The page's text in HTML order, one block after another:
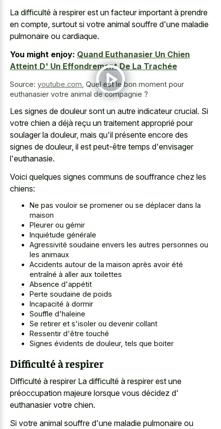
La difficulté à respirer est un facteur important à prendre
en compte, surtout si votre animal souffre d'une maladie
pulmonaire ou cardiaque.
You might enjoy: Quand Euthanasier Un Chien
Atteint D' Un Effondrement De La Trachée
Source: youtube.com Quel est le bon moment pour
euthanasier votre animal de compagnie ?
Les signes de douleur sont un autre indicateur crucial. Si
votre chien a déjà reçu un traitement approprié pour
soulager la douleur, mais qu'il présente encore des
signes de douleur, il est peut-être temps d'envisager
l'euthanasie.
Voici quelques signes communs de souffrance chez les
chiens:
Ne pas vouloir se promener ou se déplacer dans la
maison
Pleurer ou gémir
Inquiétude générale
Agressivité soudaine envers les autres personnes ou
les animaux
Accidents autour de la maison après avoir été
entraîné à aller aux toilettes
Absence d'appétit
Perte soudaine de poids
Incapacité à dormir
Souffle d'haleine
Se retirer et s'isoler ou devenir collant
Ressentir d'être touché
Signes évidents de douleur, tels que boiter
Difficulté à respirer
Difficulté à respirer La difficulté à respirer est une
préoccupation majeure lorsque vous décidez d'
euthanasier votre chien.
Si votre animal souffre d'une maladie pulmonaire ou